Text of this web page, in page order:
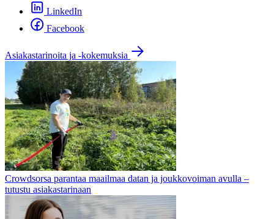
LinkedIn
Facebook
Asiakastarinoita ja -kokemuksia
Crowdsorsa parantaa maailmaa datan ja joukkovoiman avulla –
tutustu asiakastarinaan